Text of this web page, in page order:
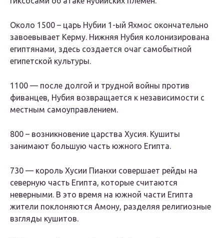
Около 1500 – царь Нубии 1-ый Яхмос окончательно
завоевывает Керму. Нижняя Нубия колонизирована
египтянами, здесь создается очаг самобытной
египетской культуры.
1100 — после долгой и трудной войны против
фиванцев, Нубия возвращается к независимости с
местным самоуправлением.
800 – возникновение царства Хусия. Кушиты
занимают большую часть южного Египта.
730 — король Хусии Пианхи совершает рейды на
северную часть Египта, которые считаются
неверными. В это время на южной части Египта
жители поклоняются Амону, разделяя религиозные
взгляды кушитов.